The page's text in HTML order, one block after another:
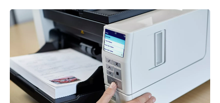
Resim